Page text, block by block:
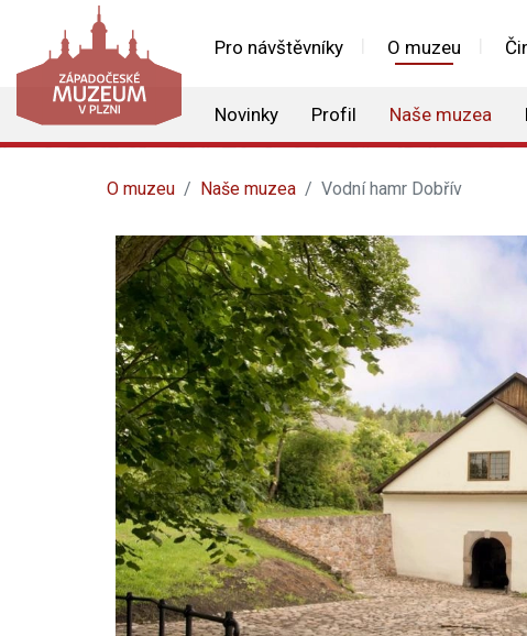
Pro návštěvníky O muzeu
Novinky Profil Naše muzea
O muzeu Naše muzea Vodní hamr Dobřív